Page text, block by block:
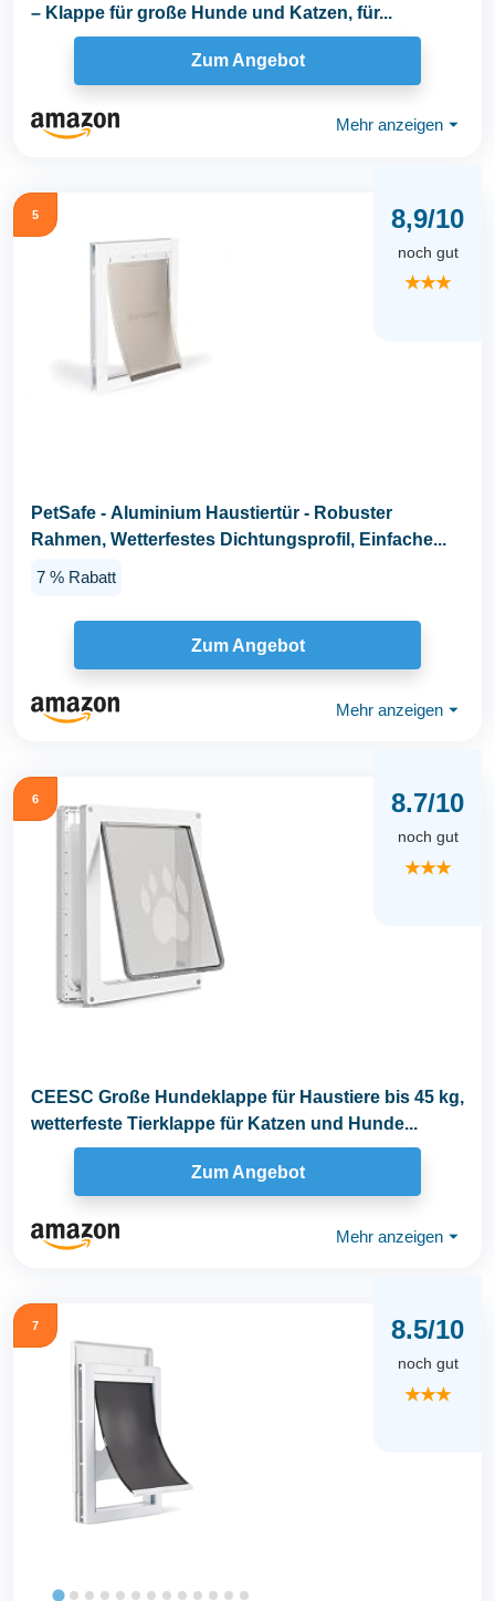
– Klappe für große Hunde und Katzen, für...
Zum Angebot
Mehr anzeigen ⏷
5 8,9/10
noch gut
★★★
PetSafe - Aluminium Haustiertür - Robuster
Rahmen, Wetterfestes Dichtungsprofil, Einfache...
7 % Rabatt
Zum Angebot
Mehr anzeigen ⏷
6 8.7/10
noch gut
★★★
CEESC Große Hundeklappe für Haustiere bis 45 kg,
wetterfeste Tierklappe für Katzen und Hunde...
Zum Angebot
Mehr anzeigen ⏷
7 8.5/10
noch gut
★★★